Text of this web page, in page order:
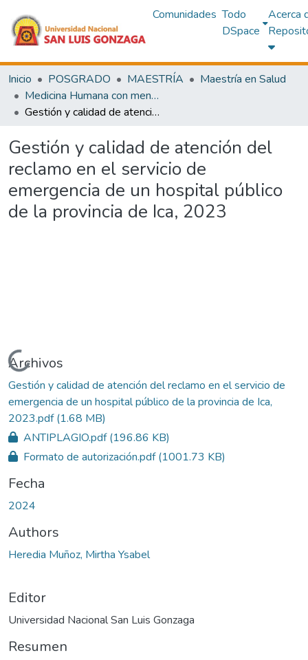
Comunidades Todo
DSpace
Acerca
Inicio POSGRADO MAESTRÍA
Maestría en Salud
Medicina Humana con mención en Gestión de Servicios de Salud
Gestión y calidad de atención del reclamo en el servicio de emergencia de un hospital público de la provincia de Ica, 2023
Gestión y calidad de atención del
reclamo en el servicio de
emergencia de un hospital público
de la provincia de Ica, 2023
Cargando...
Archivos
Gestión y calidad de atención del reclamo en el servicio de
emergencia de un hospital público de la provincia de Ica,
2023.pdf(1.68 MB)
ANTIPLAGIO.pdf(196.86 KB)
Formato de autorización.pdf(1001.73 KB)
Fecha
2024
Authors
Heredia Muñoz, Mirtha Ysabel
Editor
Universidad Nacional San Luis Gonzaga
Resumen